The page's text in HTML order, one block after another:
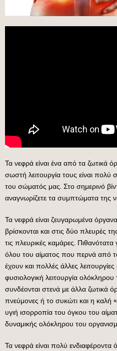
Τα νεφρά είναι ένα από τα ζωτικά
σωστή λειτουργία τους είναι πολύ
του σώματός μας. Στο σημερινό
αναγνωρίζετε τα συμπτώματα της
Τα νεφρά είναι ζευγαρωμένα
βρίσκονται και στις δύο πλευρές
τις πλευρικές καμάρες. Πιθανότατα
όλου του αίματος που περνά από
έχουν και πολλές άλλες
φυσιολογική λειτουργία
συνδέονται στενά με άλλα ζωτικά
πνεύμονες ή το συκώτι και η καλή
υγιή ισορροπία του όγκου του
δυναμικής ολόκληρου του
Τα νεφρά είναι πολύ